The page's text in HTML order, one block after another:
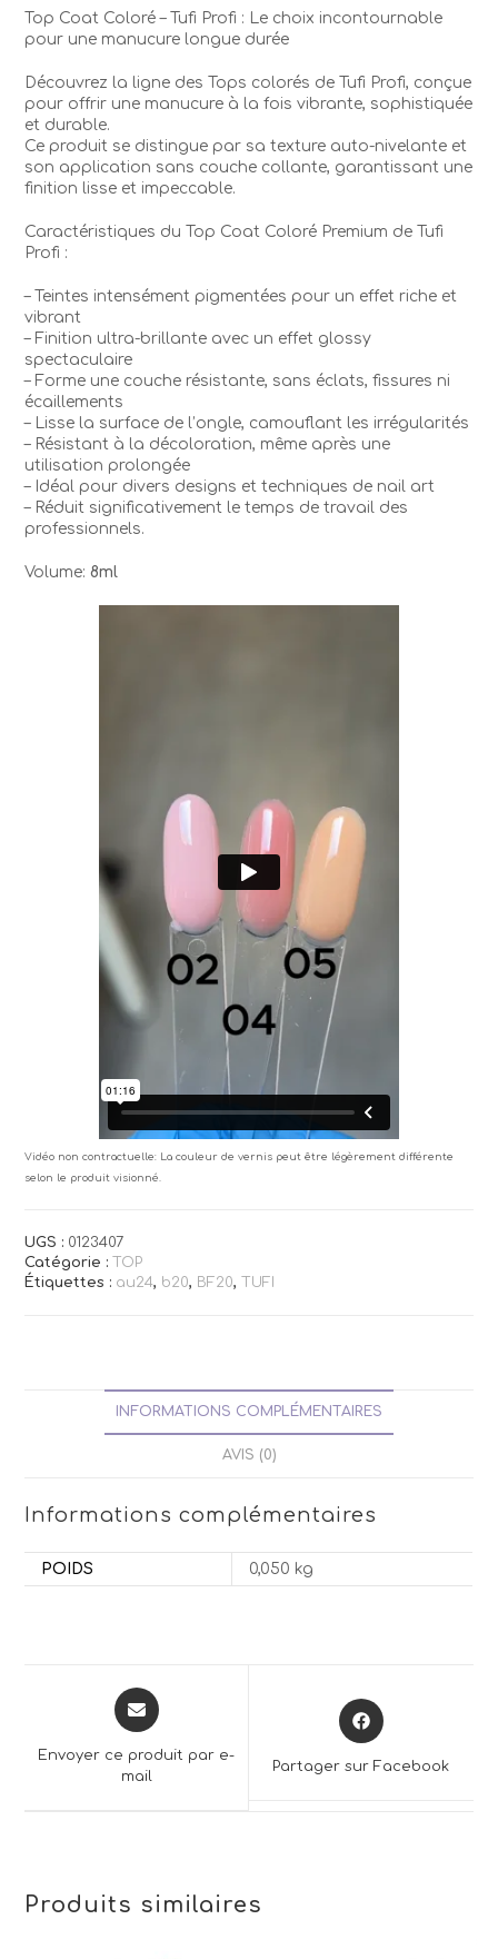
TUFI
PREMIUM
05
Top Coat Coloré – Tufi Profi : Le choix incontournable
pour une manucure longue durée
Découvrez la ligne des Tops colorés de Tufi Profi, conçue
pour offrir une manucure à la fois vibrante, sophistiquée
et durable.
Ce produit se distingue par sa texture auto-nivelante et
son application sans couche collante, garantissant une
finition lisse et impeccable.
Caractéristiques du Top Coat Coloré Premium de Tufi
Profi :
– Teintes intensément pigmentées pour un effet riche et
vibrant
– Finition ultra-brillante avec un effet glossy
spectaculaire
– Forme une couche résistante, sans éclats, fissures ni
écaillements
– Lisse la surface de l’ongle, camouflant les irrégularités
– Résistant à la décoloration, même après une
utilisation prolongée
– Idéal pour divers designs et techniques de nail art
– Réduit significativement le temps de travail des
professionnels.
Volume:8ml
Vidéo non contractuelle: La couleur de vernis peut être légèrement différente
selon le produit visionné.
UGS : 0123407
Catégorie :
TOP
Étiquettes : au24, b20, BF20, TUFI
INFORMATIONS COMPLÉMENTAIRES
AVIS (0)
Informations complémentaires
POIDS 0,050 kg
Opens
in
new
Envoyer ce produit par e-
mail
Opens
in
Partager sur Facebook
Produits similaires